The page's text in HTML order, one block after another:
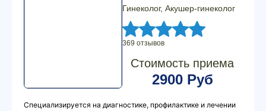
Гинеколог, Акушер-гинеколог
369 отзывов
Стоимость приема
2900 Руб
Специализируется на диагностике, профилактике и лечении